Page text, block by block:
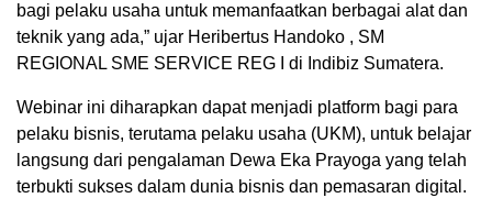
bagi pelaku usaha untuk memanfaatkan berbagai alat dan
teknik yang ada,” ujar Heribertus Handoko , SM
REGIONAL SME SERVICE REG I di Indibiz Sumatera.
Webinar ini diharapkan dapat menjadi platform bagi para
pelaku bisnis, terutama pelaku usaha (UKM), untuk belajar
langsung dari pengalaman Dewa Eka Prayoga yang telah
terbukti sukses dalam dunia bisnis dan pemasaran digital.